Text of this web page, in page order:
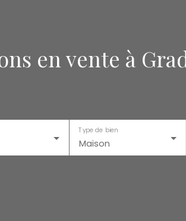
en vente à
Maison
Type de bien